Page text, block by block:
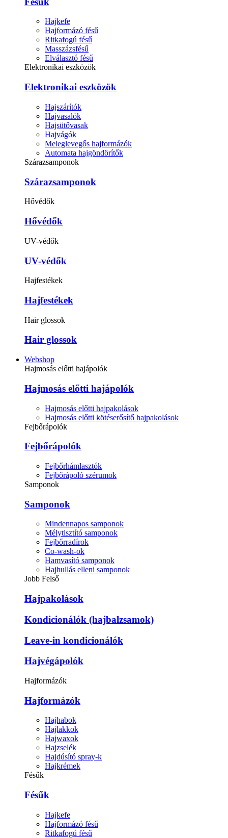
Hajkefe
Hajformázó fésű
Ritkafogú fésű
Masszázsfésű
Elválasztó fésű
Elektronikai eszközök
Elektronikai eszközök
Hajszárítók
Hajvasalók
Hajsütővasak
Hajvágók
Meleglevegős hajformázók
Automata hajgöndörítők
Szárazsamponok
Szárazsamponok
Hővédők
Hővédők
UV-védők
UV-védők
Hajfestékek
Hajfestékek
Hair glossok
Hair glossok
Webshop
Hajmosás előtti hajápolók
Hajmosás előtti hajápolók
Hajmosás előtti hajpakolások
Hajmosás előtti kötéserősítő hajpakolások
Fejbőrápolók
Fejbőrápolók
Fejbőrhámlasztók
Fejbőrápoló szérumok
Samponok
Samponok
Mindennapos samponok
Mélytisztító samponok
Fejbőrradírok
Co-wash-ok
Hamvasító samponok
Hajhullás elleni samponok
Jobb Felső
Hajpakolások
Kondicionálók (hajbalzsamok)
Leave-in kondicionálók
Hajvégápolók
Hajformázók
Hajformázók
Hajhabok
Hajlakkok
Hajwaxok
Hajzselék
Hajdúsító spray-k
Hajkrémek
Fésűk
Fésűk
Hajkefe
Hajformázó fésű
Ritkafogú fésű